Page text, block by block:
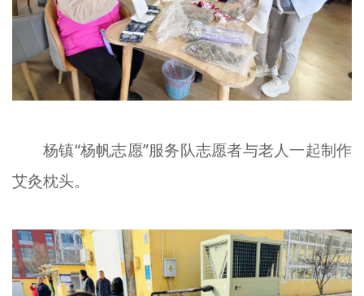
杨镇“杨帆志愿”服务队志愿者与老人一起制作
艾灸枕头。